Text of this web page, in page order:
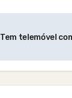
Tem telemóvel